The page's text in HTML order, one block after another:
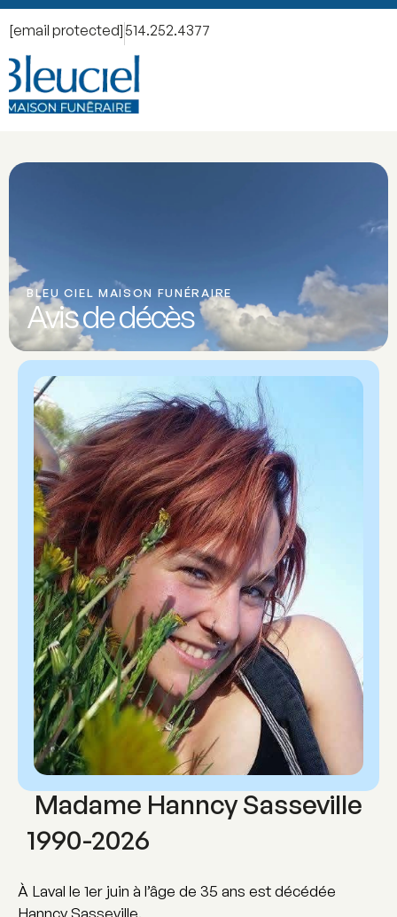
[email protected] 514.252.4377
BLEU CIEL MAISON FUNÉRAIRE
Avis de décès
À Laval le 1er juin à l’âge de 35 ans est décédée
Hanncy Sasseville.
Madame Hanncy Sasseville
1990-2026